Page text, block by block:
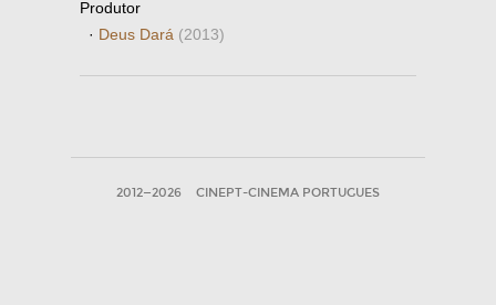
Produtor
· Deus Dará (2013)
2012—2026 CINEPT-CINEMA PORTUGUES